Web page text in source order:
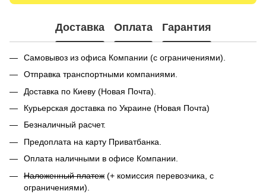
Доставка Оплата Гарантия
Самовывоз из офиса Компании (с ограничениями).
Отправка транспортными компаниями.
Доставка по Киеву (Новая Почта).
Курьерская доставка по Украине (Новая Почта)
Безналичный расчет.
Предоплата на карту Приватбанка.
Оплата наличными в офисе Компании.
Наложенный платеж (+ комиссия перевозчика, с
ограничениями).